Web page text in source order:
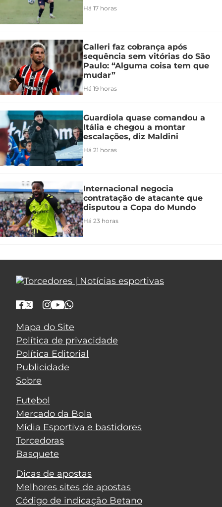
Há 17 horas
Calleri faz cobrança após
sequência sem vitórias do São
Paulo: “Alguma coisa tem que
mudar”
Há 19 horas
Guardiola quase comandou a
Itália e chegou a montar
escalações, diz Maldini
Há 21 horas
Internacional negocia
contratação de atacante que
disputou a Copa do Mundo
Há 23 horas
Mapa do Site
Política de privacidade
Política Editorial
Publicidade
Sobre
Futebol
Mercado da Bola
Mídia Esportiva e bastidores
Torcedoras
Basquete
Dicas de apostas
Melhores sites de apostas
Código de indicação Betano